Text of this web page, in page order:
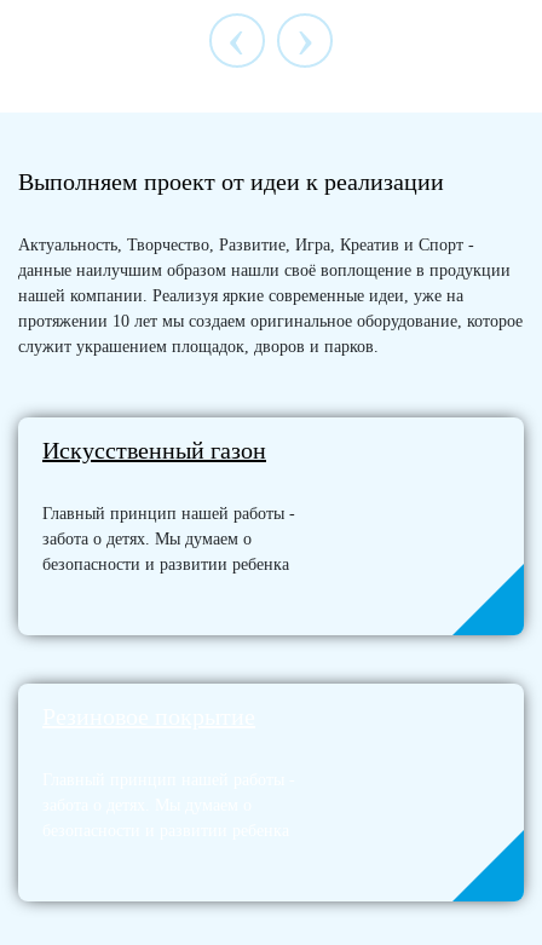
‹ ›
Выполняем проект от идеи к реализации
Актуальность, Творчество, Развитие, Игра, Креатив и Спорт -
данные наилучшим образом нашли своё воплощение в продукции
нашей компании. Реализуя яркие современные идеи, уже на
протяжении 10 лет мы создаем оригинальное оборудование, которое
служит украшением площадок, дворов и парков.
Искусственный газон
Главный принцип нашей работы -
забота о детях. Мы думаем о
безопасности и развитии ребенка